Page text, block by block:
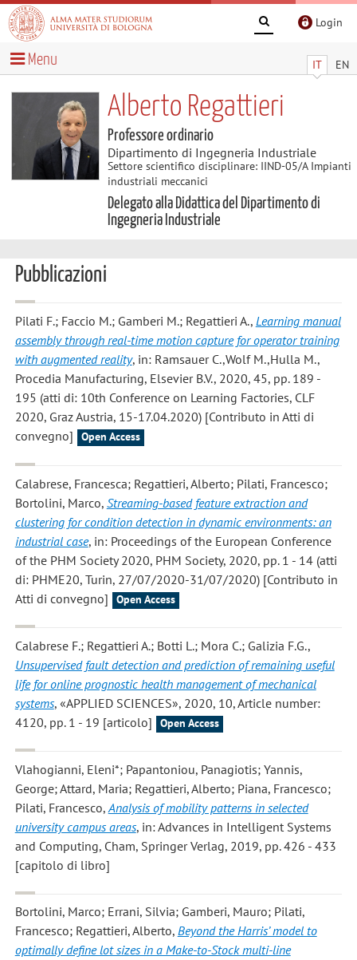
Login
IT EN
Menu
Alberto Regattieri
Professore ordinario
Dipartimento di Ingegneria Industriale
Settore scientifico disciplinare: IIND-05/A Impianti
industriali meccanici
Delegato alla Didattica del Dipartimento di
Ingegneria Industriale
Pubblicazioni
Pilati F.; Faccio M.; Gamberi M.; Regattieri A., Learning manual
assembly through real-time motion capture for operator training
with augmented reality, in: Ramsauer C.,Wolf M.,Hulla M.,
Procedia Manufacturing, Elsevier B.V., 2020, 45, pp. 189 -
195 (atti di: 10th Conference on Learning Factories, CLF
2020, Graz Austria, 15-17.04.2020) [Contributo in Atti di
convegno]
Open Access
Calabrese, Francesca; Regattieri, Alberto; Pilati, Francesco;
Bortolini, Marco, Streaming-based feature extraction and
clustering for condition detection in dynamic environments: an
industrial case, in: Proceedings of the European Conference
of the PHM Society 2020, PHM Society, 2020, pp. 1 - 14 (atti
di: PHME20, Turin, 27/07/2020-31/07/2020) [Contributo in
Atti di convegno]
Open Access
Calabrese F.; Regattieri A.; Botti L.; Mora C.; Galizia F.G.,
Unsupervised fault detection and prediction of remaining useful
life for online prognostic health management of mechanical
systems, «APPLIED SCIENCES», 2020, 10, Article number:
4120, pp. 1 - 19 [articolo]
Open Access
Vlahogianni, Eleni*; Papantoniou, Panagiotis; Yannis,
George; Attard, Maria; Regattieri, Alberto; Piana, Francesco;
Pilati, Francesco,Analysis of mobility patterns in selected
university campus areas, in: Advances in Intelligent Systems
and Computing, Cham, Springer Verlag, 2019, pp. 426 - 433
[capitolo di libro]
Bortolini, Marco; Errani, Silvia; Gamberi, Mauro; Pilati,
Francesco; Regattieri, Alberto, Beyond the Harris’ model to
optimally define lot sizes in a Make-to-Stock multi-line